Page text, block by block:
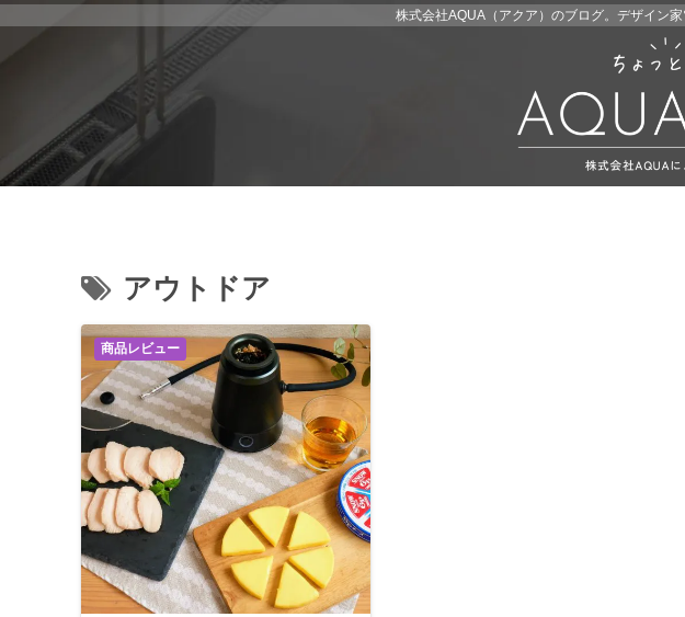
株式会社AQUA（アクア）のブログ。デザイン
アウトドア
商品レビュー